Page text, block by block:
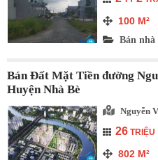
100 M²
Bán nhà
Bán Đất Mặt Tiền đường
Huyện Nhà Bè
Nguyễn
26 TRIỆU
802 M²